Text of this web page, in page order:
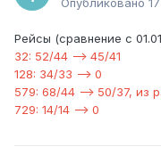
Опубликовано
Рейсы (сравнение с
32: 52/44 —> 45/41
128: 34/33 —> 0
579: 68/44 —> 50/37, из
729: 14/14 —> 0